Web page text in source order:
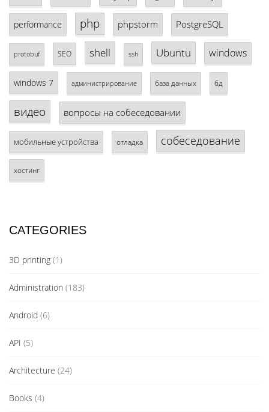
performance php phpstorm PostgreSQL
protobuf SEO shell ssh Ubuntu windows
windows 7 администрирование база данных бд
видео вопросы на собеседовании
мобильные устройства отладка собеседование
хостинг
CATEGORIES
3D printing (1)
Administration (183)
Android (6)
API (5)
Architecture (24)
Books (4)